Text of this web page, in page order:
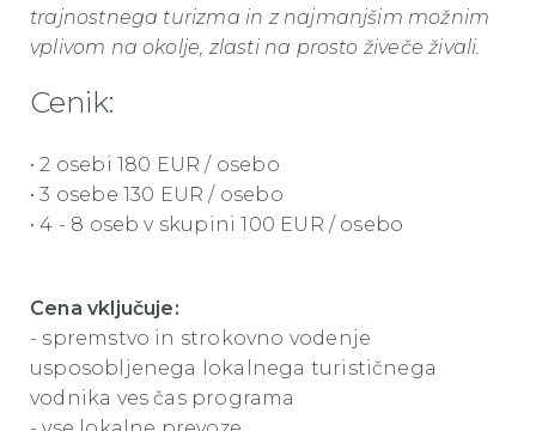
trajnostnega turizma in z najmanjšim možnim
vplivom na okolje, zlasti na prosto živeče živali.
Cenik:
• 2 osebi 180 EUR / osebo
• 3 osebe 130 EUR / osebo
• 4 - 8 oseb v skupini 100 EUR / osebo
Cena vključuje:
- spremstvo in strokovno vodenje
usposobljenega lokalnega turističnega
vodnika ves čas programa